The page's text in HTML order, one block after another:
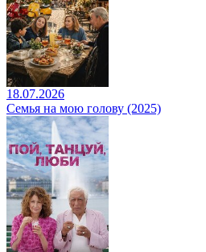
18.07.2026
Семья на мою голову (2025)